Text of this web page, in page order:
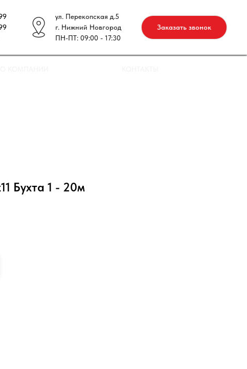
ул. Перекопская д.5
г. Нижний Новгород
ПН-ПТ: 09:00 - 17:30
Заказать звонок
Бухта 1 - 20м